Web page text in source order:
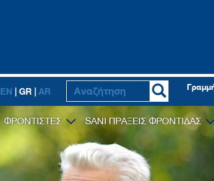
EN | GR | AR
ΦΡΟΝΤΙΣΤΕΣ SANI ΠΡΑΞΕΙΣ ΦΡΟΝΤΙΔΑΣ